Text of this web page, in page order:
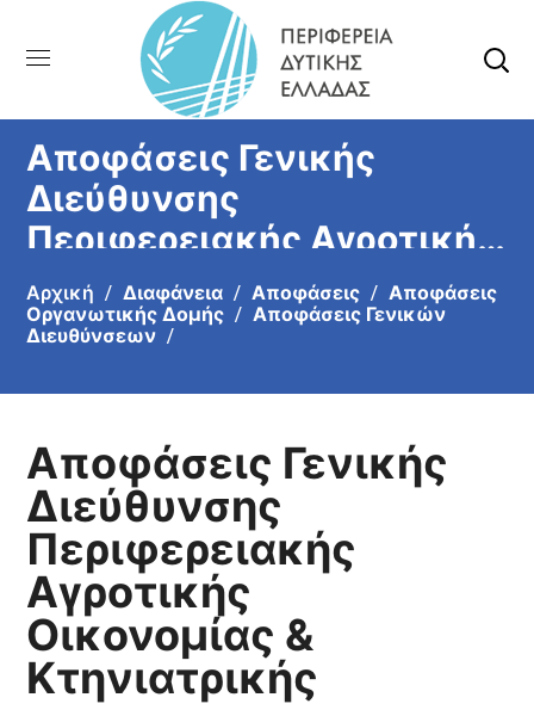
Αποφάσεις Γενικής
Διεύθυνσης
Περιφερειακής Αγροτικής
Οικονομίας &
Κτηνιατρικής
Αρχική Διαφάνεια Αποφάσεις
Αποφάσεις
Οργανωτικής Δομής
Αποφάσεις Γενικών
Διευθύνσεων
Αποφάσεις Γενικής
Διεύθυνσης
Περιφερειακής
Αγροτικής
Οικονομίας &
Κτηνιατρικής